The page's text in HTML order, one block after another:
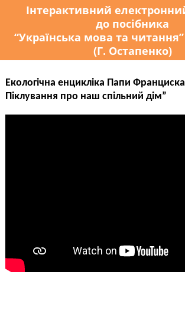
Інтерактивний
до посібника
“Українська мова та
(Г. Остапенко)
Екологічна енцикліка Папи
Піклування про наш спільний дім”